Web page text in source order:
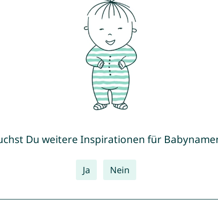
Du weitere Inspirationen für
Ja Nein